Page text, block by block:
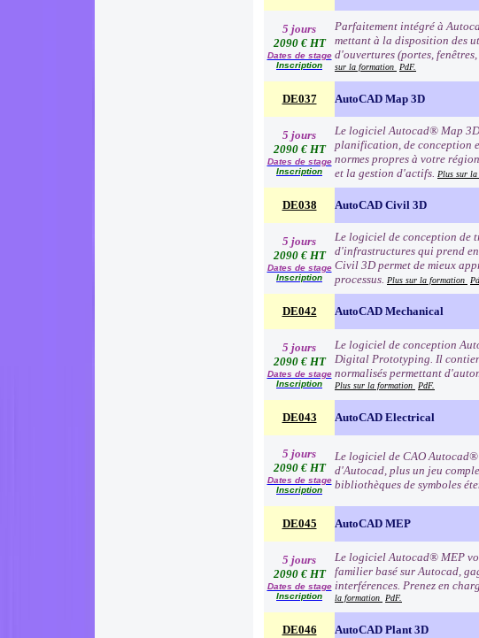
5 jours
2090 € HT
Dates de stage
Inscription
Parfaitement intégré à
mettant à la disposition des
d'ouvertures (portes,
sur la formation
PdF.
DE037 AutoCAD Map 3D
5 jours
2090 € HT
Dates de stage
Inscription
Le logiciel Autocad® Map 3D
planification, de conception
normes propres à votre
et la gestion d'actifs. Plus sur
DE038 AutoCAD Civil 3D
5 jours
2090 € HT
Dates de stage
Inscription
Le logiciel de conception de
d'infrastructures qui prend
Civil 3D permet de mieux
processus. Plus sur la formation
DE042 AutoCAD Mechanical
5 jours
2090 € HT
Dates de stage
Inscription
Le logiciel de conception
Digital Prototyping. Il
normalisés permettant
Plus sur la formation PdF.
DE043 AutoCAD Electrical
5 jours
2090 € HT
Dates de stage
Inscription
Le logiciel de CAO
d'Autocad, plus un jeu
bibliothèques de symboles
DE045 AutoCAD MEP
5 jours
2090 € HT
Dates de stage
Inscription
Le logiciel Autocad® MEP
familier basé sur Autocad,
interférences. Prenez en
la formation
PdF.
DE046 AutoCAD Plant 3D